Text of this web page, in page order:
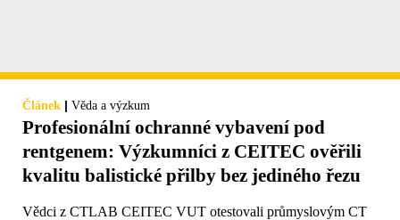
Článek | Věda a výzkum
Profesionální ochranné vybavení pod
rentgenem: Výzkumníci z CEITEC ověřili
kvalitu balistické přilby bez jediného řezu
Vědci z CTLAB CEITEC VUT otestovali průmyslovým CT